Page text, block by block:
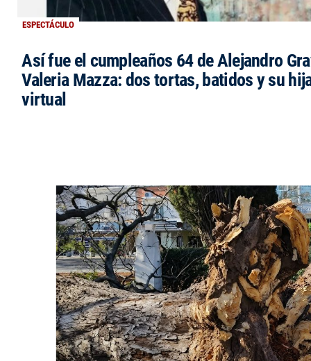
ESPECTÁCULO
Así fue el cumpleaños 64 de Alejandro
Valeria Mazza: dos tortas, batidos y su
virtual